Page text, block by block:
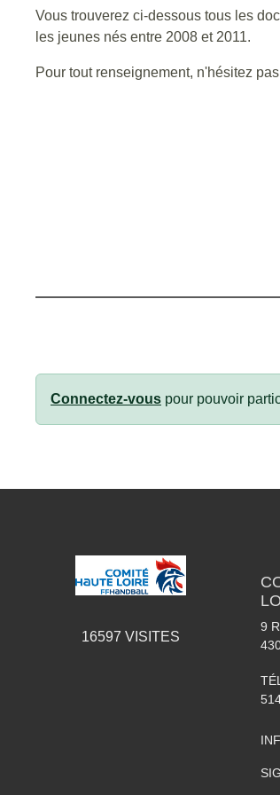
Vous trouverez ci-dessous tous les
les jeunes nés entre 2008 et 2011.
Pour tout renseignement, n'hésitez
Connectez-vous pour pouvoir
16597 VISITES
9